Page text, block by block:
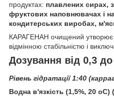
продуктах: плавлених сирах,
фруктових наповнювачах і
кондитерських виробах,
КАРАГЕНАН очищений утворює
відмінною стабільністю і
Дозування від 0,3
Рівень гідратації 1:40
Водна в'язкість (1,5%, 20